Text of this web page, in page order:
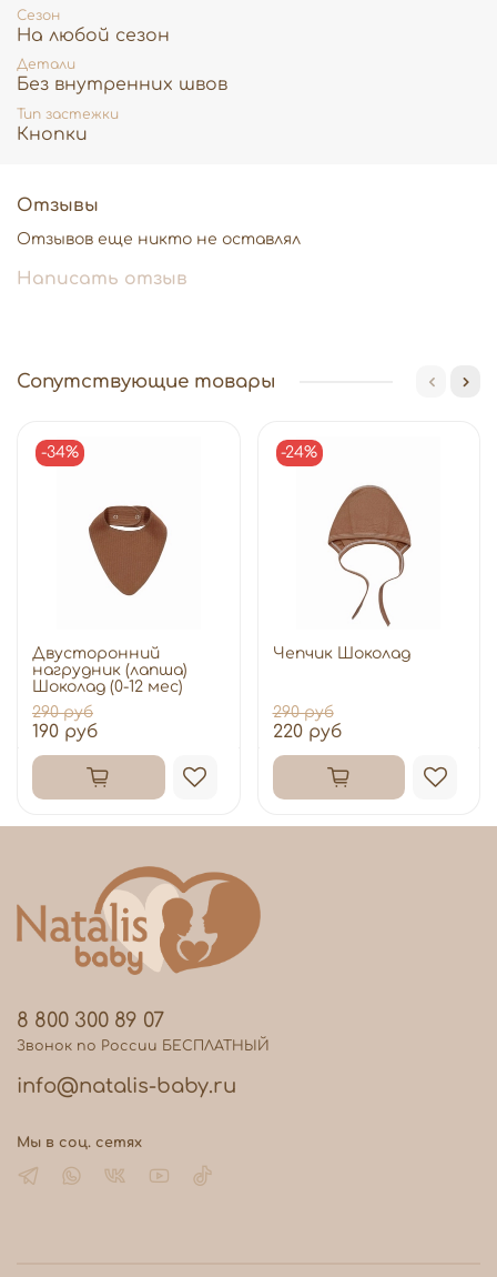
пузырчатую пленку.
Продукция Natalis♡ -
соответствует Техническому регламенту
Таможенного союза EAC, прошла
Желаем легкой беременности и счастливого
Сезон
На любой сезон
Детали
Без внутренних швов
Тип застежки
Кнопки
Отзывы
Отзывов еще никто не оставлял
Написать отзыв
Сопутствующие товары
-34%
Двусторонний
нагрудник (лапша)
Шоколад (0-12 мес)
290 руб
190 руб
-24%
Чепчик Шоколад
290 руб
220 руб
8 800 300 89 07
Звонок по России БЕСПЛАТНЫЙ
info@natalis-baby.ru
Мы в соц. сетях